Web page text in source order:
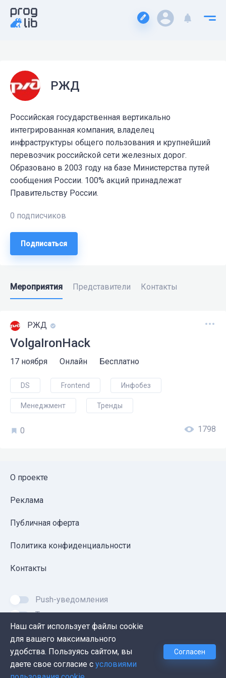
РЖД
Российская государственная вертикально
интегрированная компания, владелец
инфраструктуры общего пользования и крупнейший
перевозчик российской сети железных дорог.
Образовано в 2003 году на базе Министерства путей
сообщения России. 100% акций принадлежат
Правительству России.
0 подписчиков
Подписаться
Мероприятия Представители Контакты
РЖД
VolgaIronHack
17 ноября Онлайн Бесплатно
DS Frontend Инфобез
Менеджмент Тренды
0 1798
О проекте
Реклама
Публичная оферта
Политика конфиденциальности
Контакты
Push-уведомления
Темная тема
© 2026, Proglib. При копировании материала ссылка
на источник обязательна.
Наш сайт использует файлы cookie
для вашего максимального
удобства. Пользуясь сайтом, вы
даете свое согласие с условиями
Согласен